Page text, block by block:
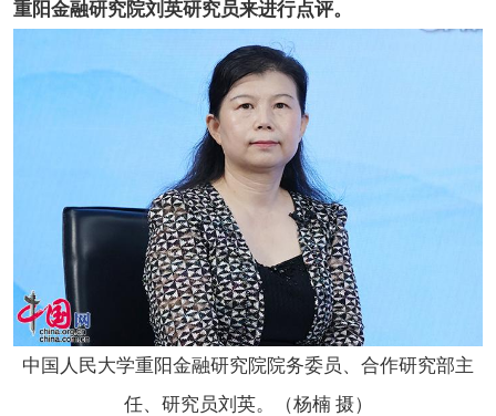
重阳金融研究院刘英研究员来进行点评。
中国人民大学重阳金融研究院院务委员、合作研究部主
任、研究员刘英。（杨楠 摄）